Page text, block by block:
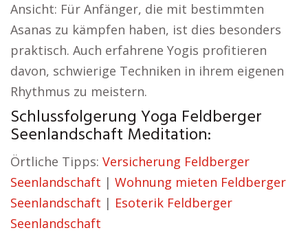
Ansicht: Für Anfänger, die mit bestimmten
Asanas zu kämpfen haben, ist dies besonders
praktisch. Auch erfahrene Yogis profitieren
davon, schwierige Techniken in ihrem eigenen
Rhythmus zu meistern.
Schlussfolgerung Yoga Feldberger
Seenlandschaft Meditation:
Örtliche Tipps: Versicherung Feldberger
Seenlandschaft | Wohnung mieten Feldberger
Seenlandschaft | Esoterik Feldberger
Seenlandschaft